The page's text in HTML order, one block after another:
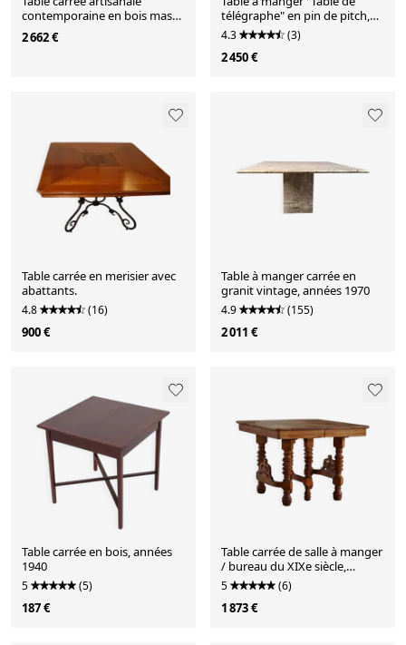
contemporaine en bois massif
de la collection Bacon
2 662 €
télégraphe" en pin de pitch,
carrée.
4.3 (3)
2 450 €
Table carrée en merisier avec
abattants.
4.8 (16)
900 €
Table à manger carrée en
granit vintage, années 1970
4.9 (155)
2 011 €
Table carrée en bois, années
1940
5 (5)
187 €
Table carrée de salle à manger
/ bureau du XIXe siècle,
baroque, ébéniste danois
5 (6)
1 873 €